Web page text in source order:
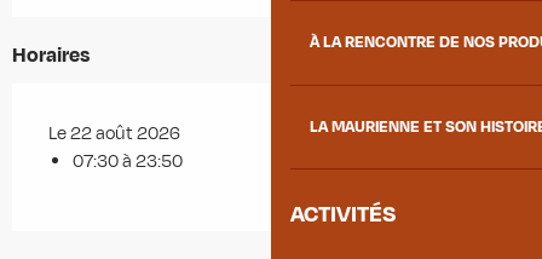
À LA RENCONTRE DE NOS
LA MAURIENNE ET SON
ACTIVITÉS
Horaires
Le 22 août 2026
07:30 à 23:50